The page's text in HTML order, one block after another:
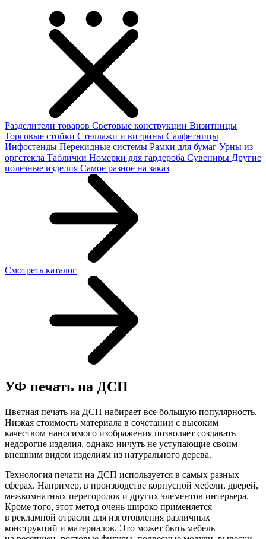
Разделители товаров Световые конструкции Визитницы
Торговые стойки Cтеллажи и витрины Салфетницы
Инфостенды Перекидные системы Рамки для бумаг Урны из
оргстекла Таблички Номерки для гардероба Сувениры Другие
полезные изделия Самое разное на заказ
Смотреть каталог
УФ печать на ДСП
Цветная печать на ДСП набирает все большую популярность.
Низкая стоимость материала в сочетании с высоким
качеством наносимого изображения позволяет создавать
недорогие изделия, однако ничуть не уступающие своим
внешним видом изделиям из натурального дерева.
Технология печати на ДСП используется в самых разных
сферах. Например, в производстве корпусной мебели, дверей,
межкомнатных перегородок и других элементов интерьера.
Кроме того, этот метод очень широко применяется
в рекламной отрасли для изготовления различных
конструкций и материалов. Это может быть мебель